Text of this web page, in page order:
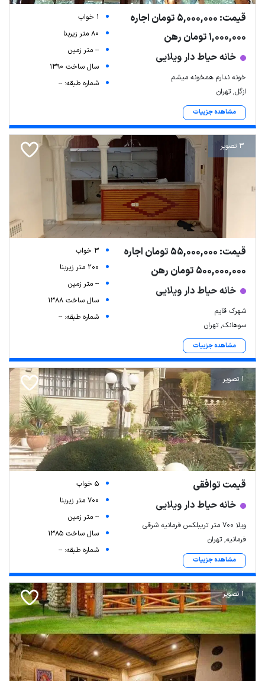
قیمت: 5,000,000 تومان اجاره
1,000,000 تومان رهن
خانه حیاط دار ویلایی
خونه ندارم همخونه میشم
ازگل, تهران
مشاهده جزییات
1 خواب
80 متر زیربنا
-- متر زمین
سال ساخت 1390
شماره طبقه: --
3 تصویر
قیمت: 55,000,000 تومان اجاره
500,000,000 تومان رهن
خانه حیاط دار ویلایی
شهرک قایم
سوهانک, تهران
مشاهده جزییات
3 خواب
200 متر زیربنا
-- متر زمین
سال ساخت 1388
شماره طبقه: --
1 تصویر
قیمت توافقی
خانه حیاط دار ویلایی
ویلا ۷۰۰ متر تریبلکس فرمانیه شرقی
فرمانیه, تهران
مشاهده جزییات
5 خواب
700 متر زیربنا
-- متر زمین
سال ساخت 1385
شماره طبقه: --
1 تصویر